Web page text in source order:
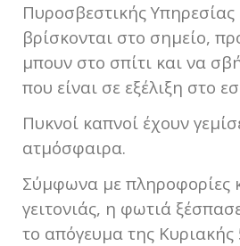
Πυροσβεστικής
βρίσκονται στο σημείο,
μπουν στο σπίτι και να
που είναι σε εξέλιξη στο
Πυκνοί καπνοί έχουν
ατμόσφαιρα.
Σύμφωνα με πληροφορίες
γειτονιάς, η φωτιά
το απόγευμα της Κυριακής